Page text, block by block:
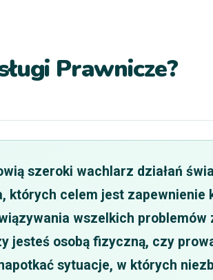
Prawnicze?
szeroki wachlarz działań
których celem jest zapewnienie
wszelkich problemów
jesteś osobą fizyczną, czy
sytuacje, w których